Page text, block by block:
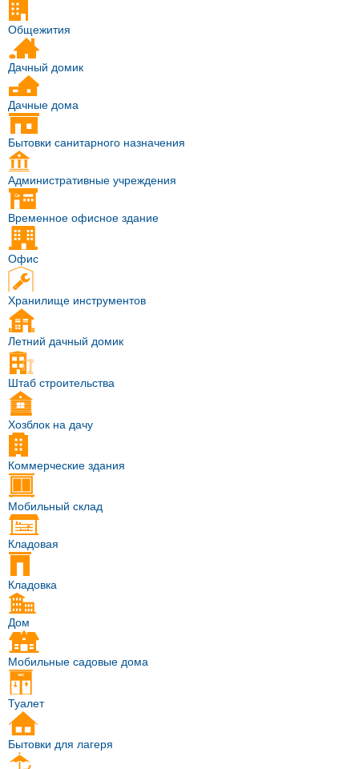
Общежития
Дачный домик
Дачные дома
Бытовки санитарного назначения
Административные учреждения
Временное офисное здание
Офис
Хранилище инструментов
Летний дачный домик
Штаб строительства
Хозблок на дачу
Коммерческие здания
Мобильный склад
Кладовая
Кладовка
Дом
Мобильные садовые дома
Туалет
Бытовки для лагеря